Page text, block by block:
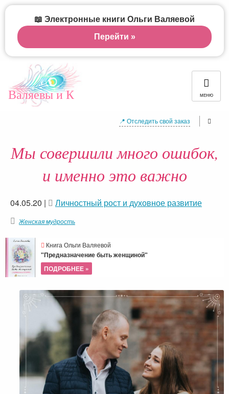
Валяевы и К МЕНЮ
📍 Отследить свой заказ
Мы совершили много ошибок,
и именно это важно
04.05.20 | Личностный рост и духовное развитие
Женская мудрость
Книга Ольги Валяевой
"Предназначение быть женщиной"
ПОДРОБНЕЕ »
📖 Электронные книги Ольги Валяевой
Перейти »